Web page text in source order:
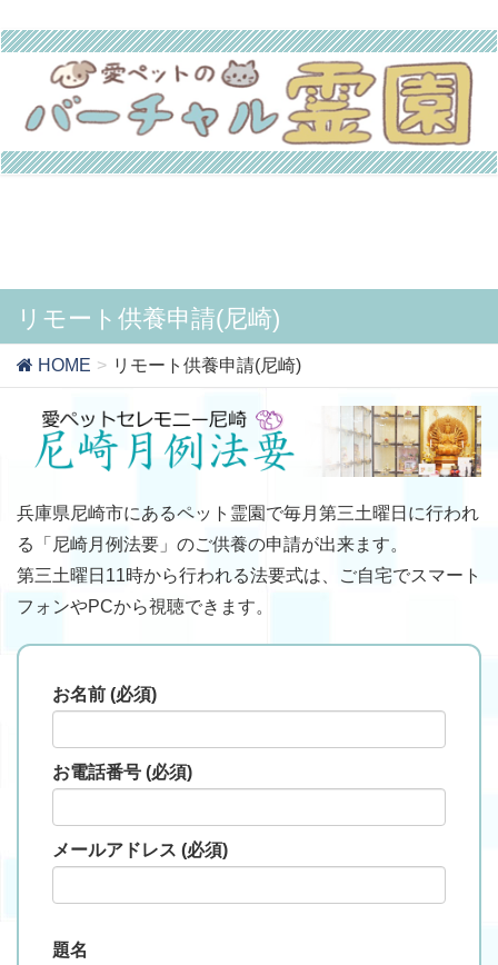
リモート供養申請(尼崎)
HOME リモート供養申請(尼崎)
兵庫県尼崎市にあるペット霊園で毎月第三土曜日に行われ
る「尼崎月例法要」のご供養の申請が出来ます。
第三土曜日11時から行われる法要式は、ご自宅でスマート
フォンやPCから視聴できます。
お名前 (必須)
お電話番号 (必須)
メールアドレス (必須)
題名